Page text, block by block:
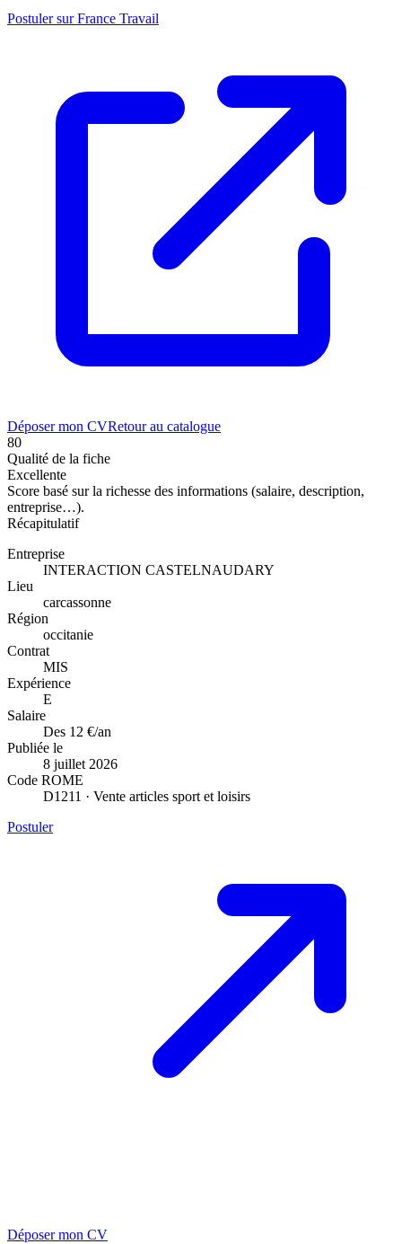
Postuler sur France Travail
Déposer mon CVRetour au catalogue
80
Qualité de la fiche
Excellente
Score basé sur la richesse des informations (salaire, description,
entreprise…).
Récapitulatif
Entreprise
INTERACTION CASTELNAUDARY
Lieu
carcassonne
Région
occitanie
Contrat
MIS
Expérience
E
Salaire
Des 12 €/an
Publiée le
8 juillet 2026
Code ROME
D1211 · Vente articles sport et loisirs
Postuler
Déposer mon CV